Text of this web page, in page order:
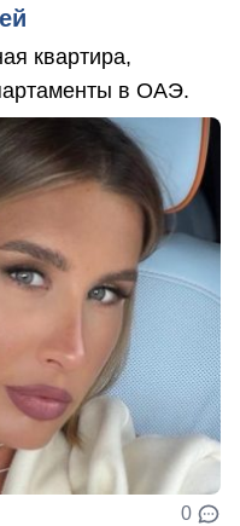
квартира,
в ОАЭ.
0